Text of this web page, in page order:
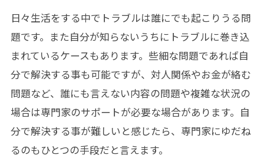
日々生活をする中でトラブルは誰にでも起こりうる問
題です。また自分が知らないうちにトラブルに巻き込
まれているケースもあります。些細な問題であれば自
分で解決する事も可能ですが、対人関係やお金が絡む
問題など、誰にも言えない内容の問題や複雑な状況の
場合は専門家のサポートが必要な場合があります。自
分で解決する事が難しいと感じたら、専門家にゆだね
るのもひとつの手段だと言えます。